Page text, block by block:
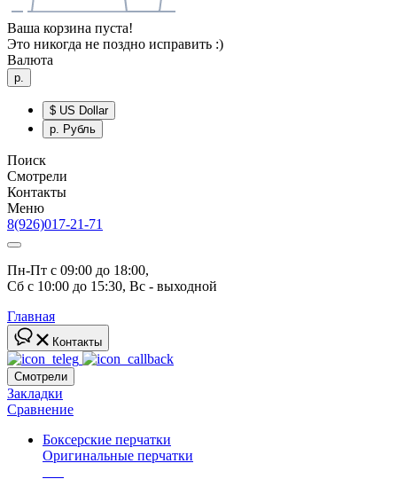
Ваша корзина пуста!
Это никогда не поздно исправить :)
Валюта
р.
$ US Dollar
р. Рубль
Поиск
Смотрели
Контакты
Меню
8(926)017-21-71
Пн-Пт с 09:00 до 18:00,
Сб с 10:00 до 15:30, Вс - выходной
Главная
Контакты
Смотрели
Закладки
Сравнение
Боксерские перчатки
Оригинальные перчатки